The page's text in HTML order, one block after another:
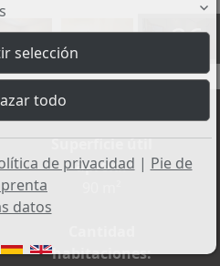
+26
Superficie útil
aprox.:
habitaciones:
de privacidad | Pie de
datos